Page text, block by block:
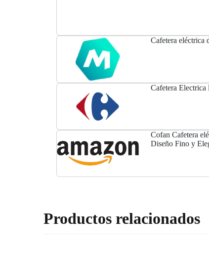
Cafetera eléctrica
Cafetera
Cofan Cafetera
Diseño Fino y
Productos relacionados